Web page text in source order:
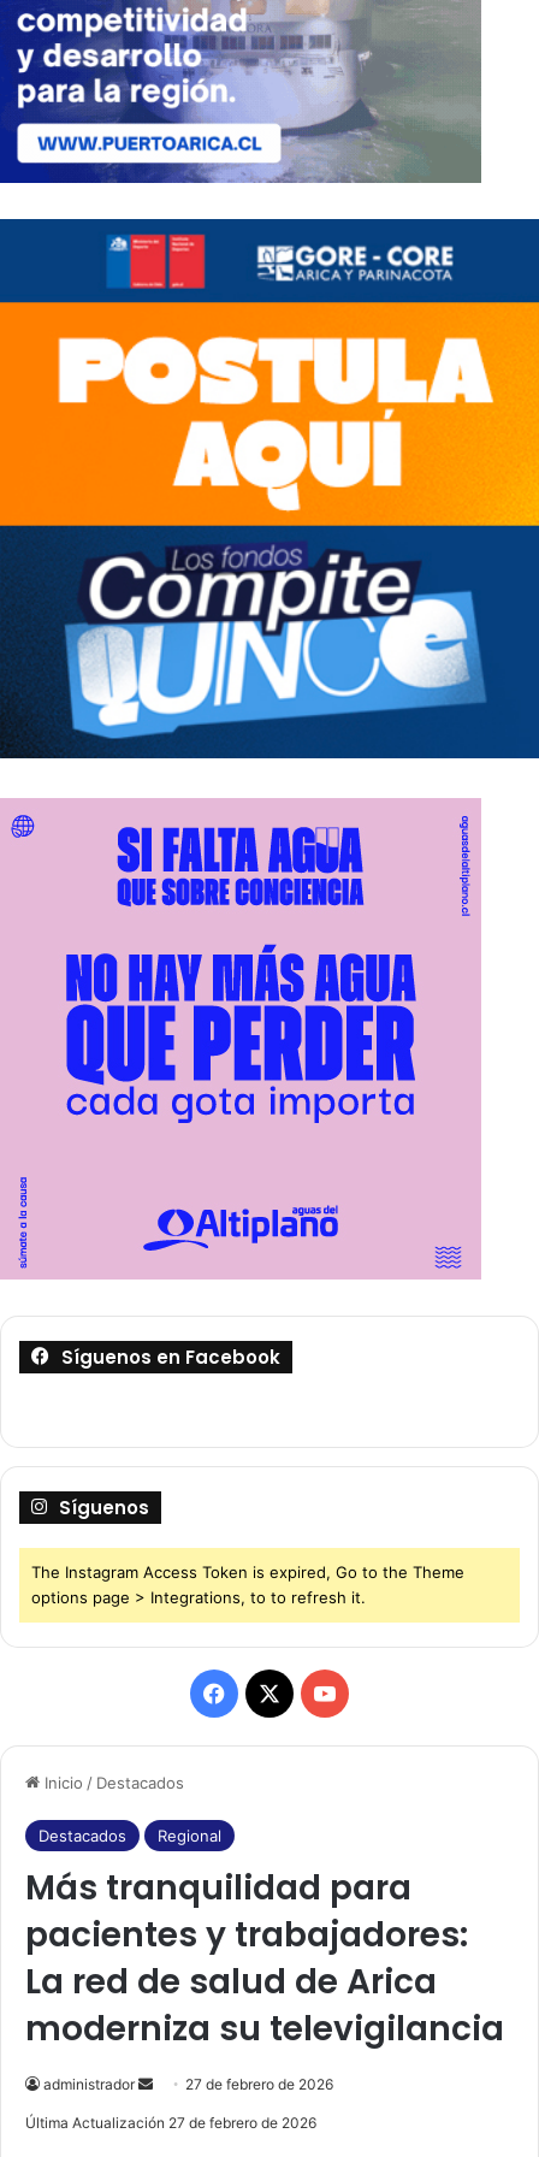
Inicio / Destacados
Destacados Regional
Más tranquilidad para
pacientes y trabajadores:
La red de salud de Arica
moderniza su televigilancia
administrador
e
27 de febrero de 2026
Última Actualización 27 de febrero de 2026
Síguenos en Facebook
Síguenos
The Instagram Access Token is expired, Go to the Theme
options page > Integrations, to to refresh it.
F
a
e
b
o
o
k
X
Y
o
u
b
e